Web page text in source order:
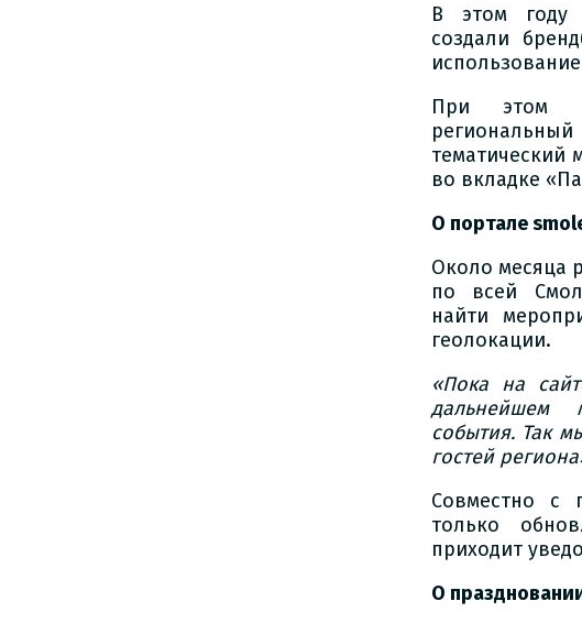
В этом году
создали
При этом
тематический
во вкладке
О портале
Около месяца
по всей
найти
геолокации.
«Пока на
дальнейшем
события. Так
гостей
Совместно с
только
приходит
О